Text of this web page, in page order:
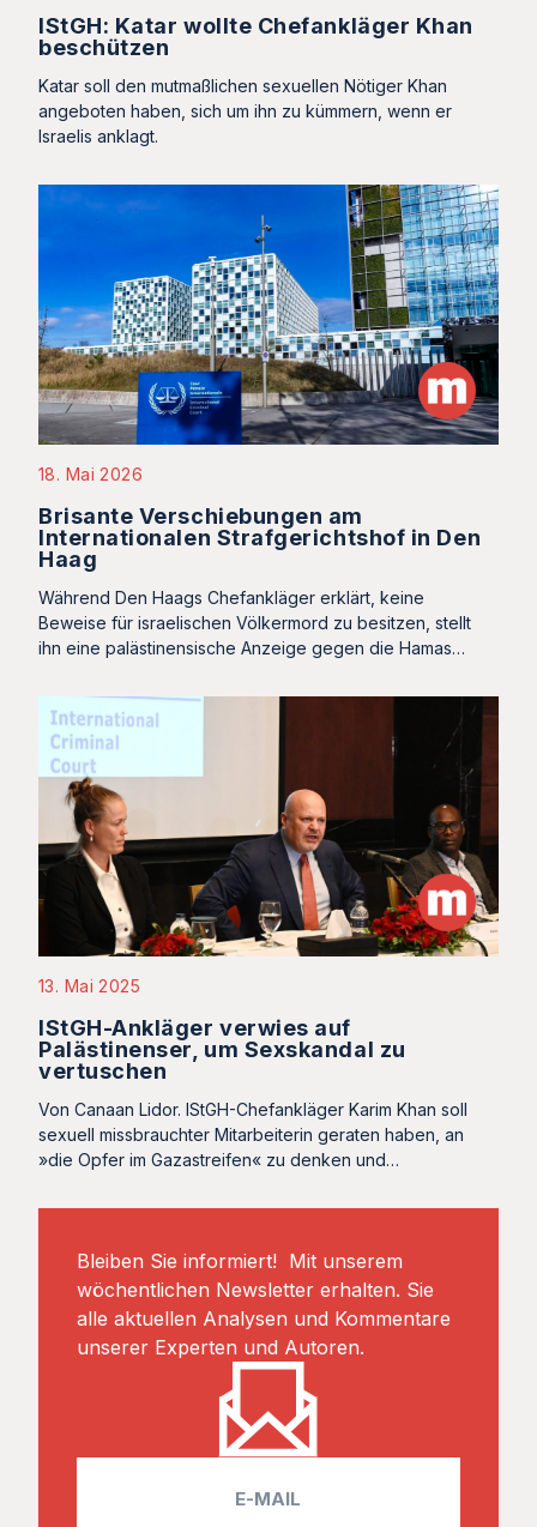
IStGH: Katar wollte Chefankläger Khan
beschützen
Katar soll den mutmaßlichen sexuellen Nötiger Khan
angeboten haben, sich um ihn zu kümmern, wenn er
Israelis anklagt.
18. Mai 2026
Brisante Verschiebungen am
Internationalen Strafgerichtshof in Den
Haag
Während Den Haags Chefankläger erklärt, keine
Beweise für israelischen Völkermord zu besitzen, stellt
ihn eine palästinensische Anzeige gegen die Hamas…
13. Mai 2025
IStGH-Ankläger verwies auf
Palästinenser, um Sexskandal zu
vertuschen
Von Canaan Lidor. IStGH-Chefankläger Karim Khan soll
sexuell missbrauchter Mitarbeiterin geraten haben, an
»die Opfer im Gazastreifen« zu denken und…
Bleiben Sie informiert! Mit unserem
wöchentlichen Newsletter erhalten. Sie
alle aktuellen Analysen und Kommentare
unserer Experten und Autoren.